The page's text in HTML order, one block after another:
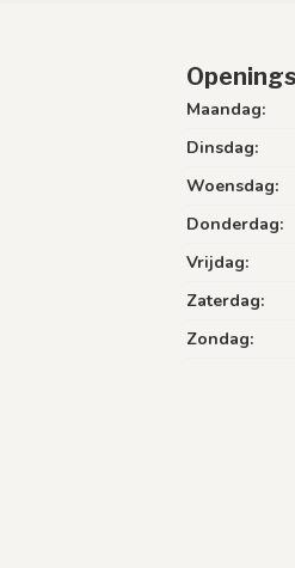
Maandag:
Dinsdag:
Woensdag:
Donderdag:
Vrijdag:
Zaterdag:
Zondag: